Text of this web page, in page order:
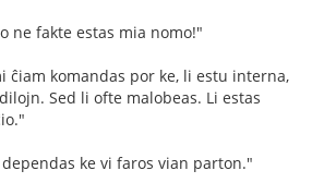
ne fakte estas mia nomo!"
ĉiam komandas por ke, li estu interna,
Sed li ofte malobeas. Li estas
ke vi faros vian parton."